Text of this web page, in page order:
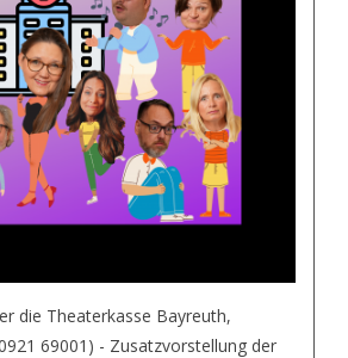
die Theaterkasse Bayreuth,
69001) - Zusatzvorstellung der